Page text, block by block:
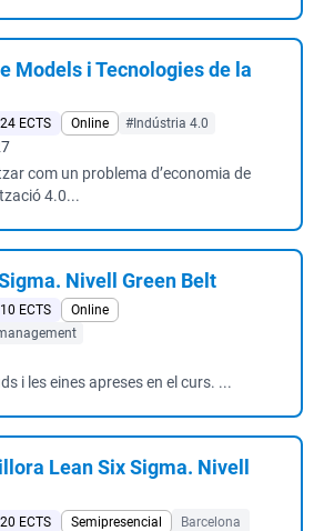
Models i Tecnologies de la
24 ECTS Online #Indústria 4.0
com un problema d’economia de
4.0...
Nivell Green Belt
10 ECTS
Online
i les eines apreses en el curs. ...
Lean Six Sigma. Nivell
20 ECTS Semipresencial
Barcelona